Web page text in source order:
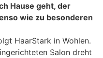
Hause geht, der
wie zu besonderen
HaarStark in Wohlen.
Salon dreht